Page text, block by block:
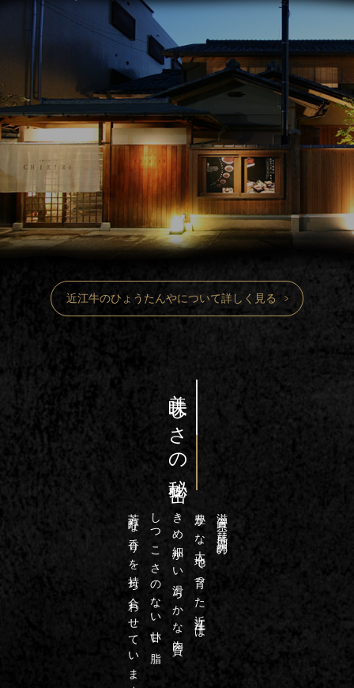
近江牛のひょうたんやについて詳しく見る
美味しさの秘密
滋賀県・琵琶湖畔の
豊かな大地で育った近江牛は
きめ細かい滑らかな肉質、
しつこさのない甘い脂
芳醇な香りを持ち合わせています